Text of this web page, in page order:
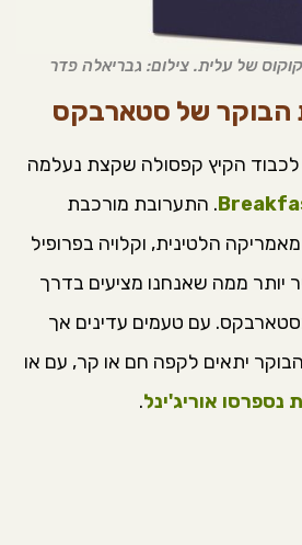
של עלית. צילום: גבריאלה פדר
הבוקר של סטארבקס
הקיץ קפסולה שקצת נעלמה
. התערובת מורכבת
מאמריקה הלטינית, וקלויה בפרופיל
יותר ממה שאנחנו מציעים בדרך
עם טעמים עדינים אך
יתאים לקפה חם או קר, עם או
נספרסו אוריג'ינל.